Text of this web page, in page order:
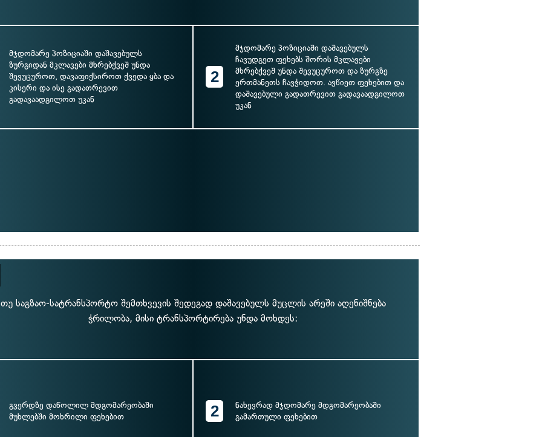
მჯდომარე პოზიციაში დაშავებულს
ზურგიდან მკლავები მხრებქვეშ უნდა
შევუცუროთ, დავაფიქსიროთ ქვედა ყბა და
კისერი და ისე გადათრევით
გადავაადგილოთ უკან
2
მჯდომარე პოზიციაში დაშავებულს
ჩავუდგეთ ფეხებს შორის მკლავები
მხრებქვეშ უნდა შევუცუროთ და ზურგზე
ერთმანეთს ჩავჭიდოთ. ავწიეთ ფეხებით და
დაშავებული გადათრევით გადავაადგილოთ
უკან
თუ საგზაო-სატრანსპორტო შემთხვევის შედეგად დაშავებულს მუცლის არეში აღენიშნება
ჭრილობა, მისი ტრანსპორტირება უნდა მოხდეს:
გვერდზე დაწოლილ მდგომარეობაში
მუხლებში მოხრილი ფეხებით
2
ნახევრად მჯდომარე მდგომარეობაში
გამართული ფეხებით